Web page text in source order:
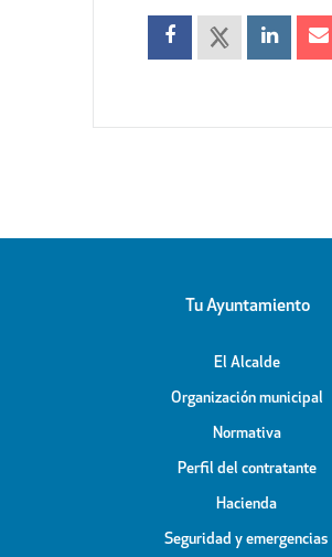
Tu Ayuntamiento
El Alcalde
Organización municipal
Normativa
Perfil del contratante
Hacienda
Seguridad y emergencias